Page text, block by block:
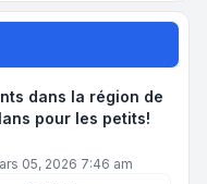
dans la région de
pour les petits!
05, 2026 7:46 am